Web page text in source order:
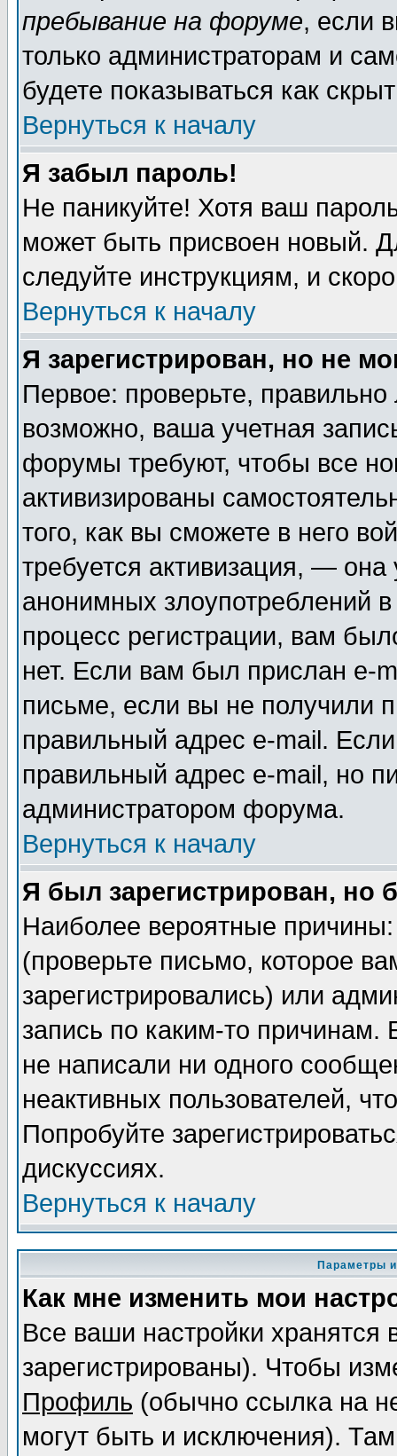
пребывание на форуме, если
только администраторам и
будете показываться как
Вернуться к началу
Я забыл пароль!
Не паникуйте! Хотя ваш
может быть присвоен новый.
следуйте инструкциям, и
Вернуться к началу
Я зарегистрирован, но не
Первое: проверьте,
возможно, ваша учетная
форумы требуют, чтобы все
активизированы
того, как вы сможете в него
требуется активизация, —
анонимных злоупотреблений
процесс регистрации, вам
нет. Если вам был прислан e-
письме, если вы не получили
правильный адрес e-mail.
правильный адрес e-mail, но
администратором форума.
Вернуться к началу
Я был зарегистрирован, но
Наиболее вероятные
(проверьте письмо, которое
зарегистрировались) или
запись по каким-то
не написали ни одного
неактивных пользователей,
Попробуйте
дискуссиях.
Вернуться к началу
Параметры
Как мне изменить мои
Все ваши настройки
зарегистрированы). Чтобы
Профиль (обычно ссылка на
могут быть и исключения).